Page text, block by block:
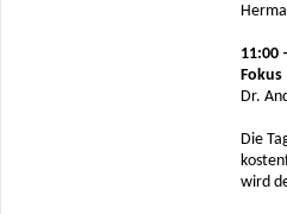
11:00
Fokus
Dr.
Die
wird